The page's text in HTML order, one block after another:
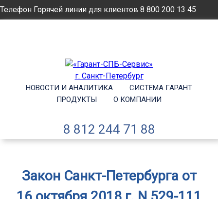
Телефон Горячей линии для клиентов 8 800 200 13 45
НОВОСТИ И АНАЛИТИКА
СИСТЕМА ГАРАНТ
ПРОДУКТЫ
О КОМПАНИИ
8 812 244 71 88
Закон Санкт-Петербурга от